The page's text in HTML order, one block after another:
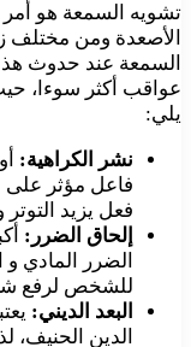
تشويه السمعة هو
الأصعدة ومن مختلف
السمعة عند حدوث هذا
عواقب أكثر سوءا،
يلي:
نشر الكراهية:
فاعل مؤثر على
فعل يزيد
إلحاق الضرر:
الضرر المادي
للشخص لرفع
البعد الديني:
الدين الحنيف،